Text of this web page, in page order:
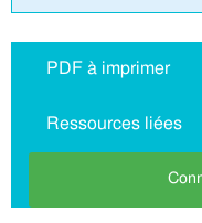
PDF à imprimer
Ressources liées